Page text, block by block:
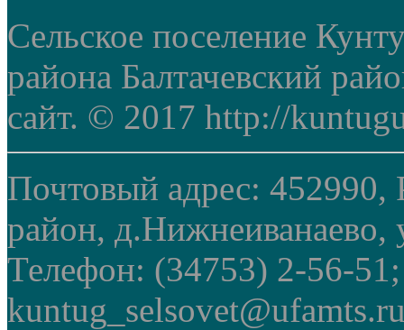
Сельское поселение
района Балтачевский
сайт. © 2017 http://
Почтовый адрес: 452990,
район, д.Нижнеиванаево,
Телефон: (34753) 2-56-